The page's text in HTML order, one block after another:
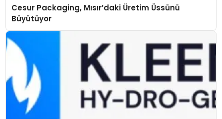
Cesur Packaging, Mısır’daki Üretim Üssünü
Büyütüyor